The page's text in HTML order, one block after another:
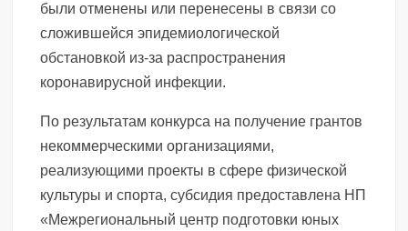
были отменены или перенесены в связи со
сложившейся эпидемиологической
обстановкой из-за распространения
коронавирусной инфекции.
По результатам конкурса на получение грантов
некоммерческими организациями,
реализующими проекты в сфере физической
культуры и спорта, субсидия предоставлена НП
«Межрегиональный центр подготовки юных